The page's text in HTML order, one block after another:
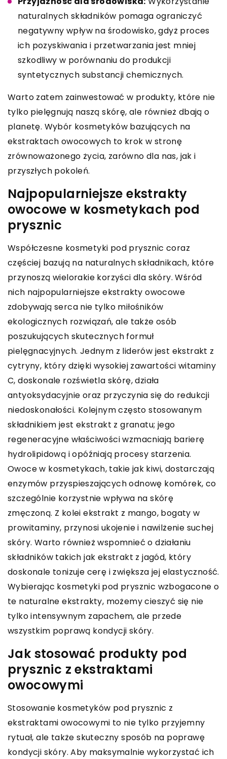
naturalnych składników pomaga ograniczyć
negatywny wpływ na środowisko, gdyż proces
ich pozyskiwania i przetwarzania jest mniej
szkodliwy w porównaniu do produkcji
syntetycznych substancji chemicznych.
Warto zatem zainwestować w produkty, które nie
tylko pielęgnują naszą skórę, ale również dbają o
planetę. Wybór kosmetyków bazujących na
ekstraktach owocowych to krok w stronę
zrównoważonego życia, zarówno dla nas, jak i
przyszłych pokoleń.
Najpopularniejsze ekstrakty
owocowe w kosmetykach pod
prysznic
Współczesne kosmetyki pod prysznic coraz
częściej bazują na naturalnych składnikach, które
przynoszą wielorakie korzyści dla skóry. Wśród
nich najpopularniejsze ekstrakty owocowe
zdobywają serca nie tylko miłośników
ekologicznych rozwiązań, ale także osób
poszukujących skutecznych formuł
pielęgnacyjnych. Jednym z liderów jest ekstrakt z
cytryny, który dzięki wysokiej zawartości witaminy
C, doskonale rozświetla skórę, działa
antyoksydacyjnie oraz przyczynia się do redukcji
niedoskonałości. Kolejnym często stosowanym
składnikiem jest ekstrakt z granatu; jego
regeneracyjne właściwości wzmacniają barierę
hydrolipidową i opóźniają procesy starzenia.
Owoce w kosmetykach, takie jak kiwi, dostarczają
enzymów przyspieszających odnowę komórek, co
szczególnie korzystnie wpływa na skórę
zmęczoną. Z kolei ekstrakt z mango, bogaty w
prowitaminy, przynosi ukojenie i nawilżenie suchej
skóry. Warto również wspomnieć o działaniu
składników takich jak ekstrakt z jagód, który
doskonale tonizuje cerę i zwiększa jej elastyczność.
Wybierając kosmetyki pod prysznic wzbogacone o
te naturalne ekstrakty, możemy cieszyć się nie
tylko intensywnym zapachem, ale przede
wszystkim poprawą kondycji skóry.
Jak stosować produkty pod
prysznic z ekstraktami
owocowymi
Stosowanie kosmetyków pod prysznic z
ekstraktami owocowymi to nie tylko przyjemny
rytuał, ale także skuteczny sposób na poprawę
kondycji skóry. Aby maksymalnie wykorzystać ich